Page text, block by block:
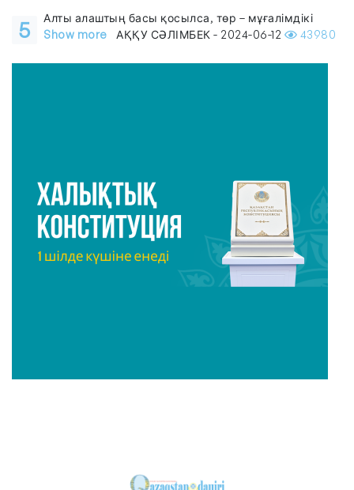
5
Алты алаштың басы қосылса, төр – мұғалімдікі
Show more
АҚҚУ СӘЛІМБЕК - 2024-06-12 43980